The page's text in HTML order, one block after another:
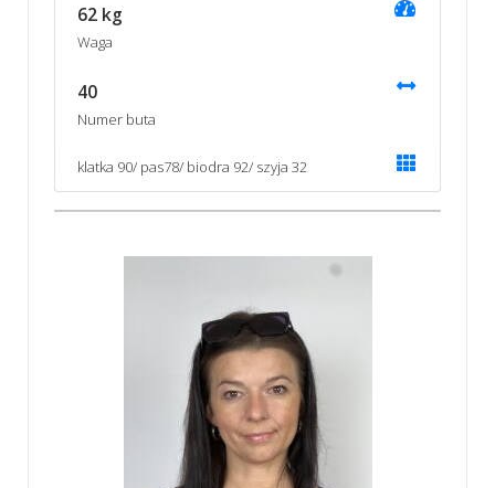
62 kg
Waga
40
Numer buta
klatka 90/ pas78/ biodra 92/ szyja 32